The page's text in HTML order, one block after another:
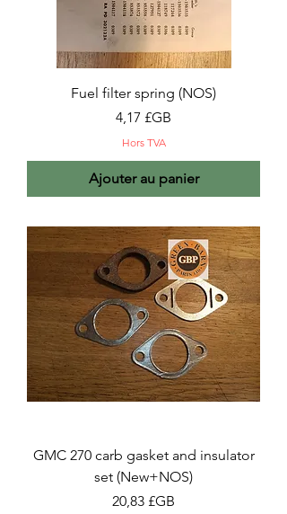
Fuel filter spring (NOS)
Prix
4,17 £GB
Hors TVA
Ajouter au panier
GMC 270 carb gasket and insulator
set (New+NOS)
Prix
20,83 £GB